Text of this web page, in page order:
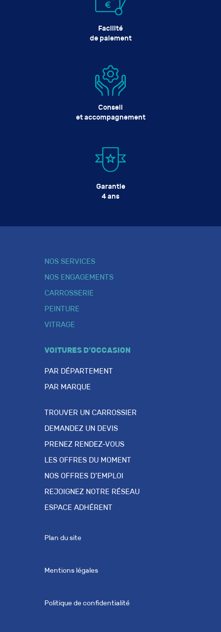
Facilité
de paiement
Conseil
et accompagnement
Garantie
4 ans
NOS SERVICES
NOS ENGAGEMENTS
CARROSSERIE
PEINTURE
VITRAGE
VOITURES D’OCCASION
PAR DÉPARTEMENT
PAR MARQUE
TROUVER UN CARROSSIER
DEMANDEZ UN DEVIS
PRENEZ RENDEZ-VOUS
LES OFFRES DU MOMENT
NOS OFFRES D’EMPLOI
REJOIGNEZ NOTRE RÉSEAU
ESPACE ADHÉRENT
Plan du site
Mentions légales
Politique de confidentialité